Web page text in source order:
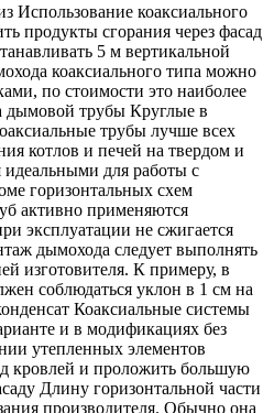
Использование коаксиального
продукты сгорания через фасад
5 м вертикальной
коаксиального типа можно
по стоимости это наиболее
дымовой трубы Круглые в
трубы лучше всех
котлов и печей на твердом и
для работы с
горизонтальных схем
активно применяются
эксплуатации не сжигается
дымохода следует выполнять
изготовителя. К примеру, в
соблюдаться уклон в 1 см на
Коаксиальные системы
и в модификациях без
утепленных элементов
кровлей и проложить большую
Длину горизонтальной части
производителя. Обычно она